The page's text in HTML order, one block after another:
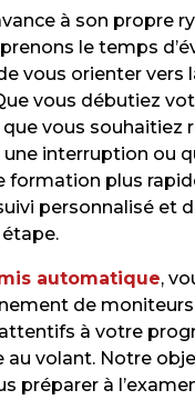
à son propre
le temps
vous orienter vers
vous débutiez
vous souhaitiez
interruption ou
formation plus
personnalisé et
automatique,
de moniteurs
à votre
au volant. Notre
préparer à